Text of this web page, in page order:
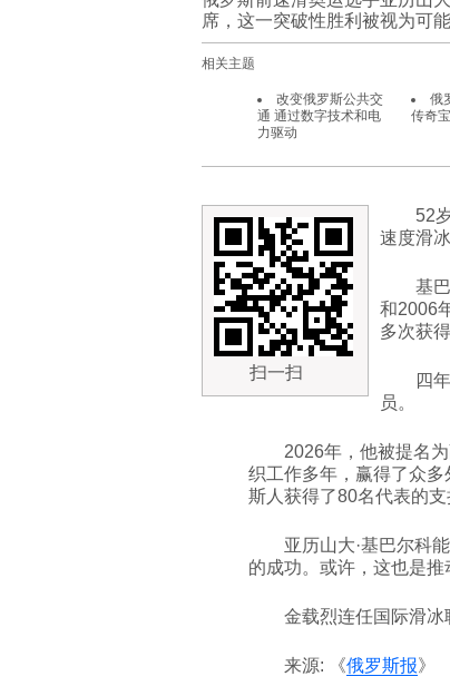
席，这一突破性胜利被视为可
相关主题
改变俄罗斯公共交
通 通过数字技术和电
力驱动
俄
传奇
扫一扫
52
速度滑
基
和2006
多次获
四
员。
2026年，他被提名
织工作多年，赢得了众
斯人获得了80名代表的
亚历山大·基巴尔科
的成功。或许，这也是推
金载烈连任国际滑冰
来源: 《俄罗斯报